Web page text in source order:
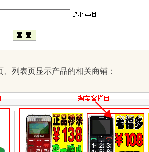
列表页显示产品的相关商铺：